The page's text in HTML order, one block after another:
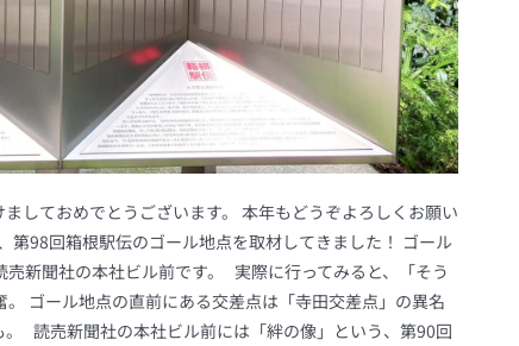
しておめでとうございます。 本年もどうぞよろしくお願い
98回箱根駅伝のゴール地点を取材してきました！ ゴール
新聞社の本社ビル前です。 実際に行ってみると、「そう
ゴール地点の直前にある交差点は「寺田交差点」の異名
読売新聞社の本社ビル前には「絆の像」という、第90回